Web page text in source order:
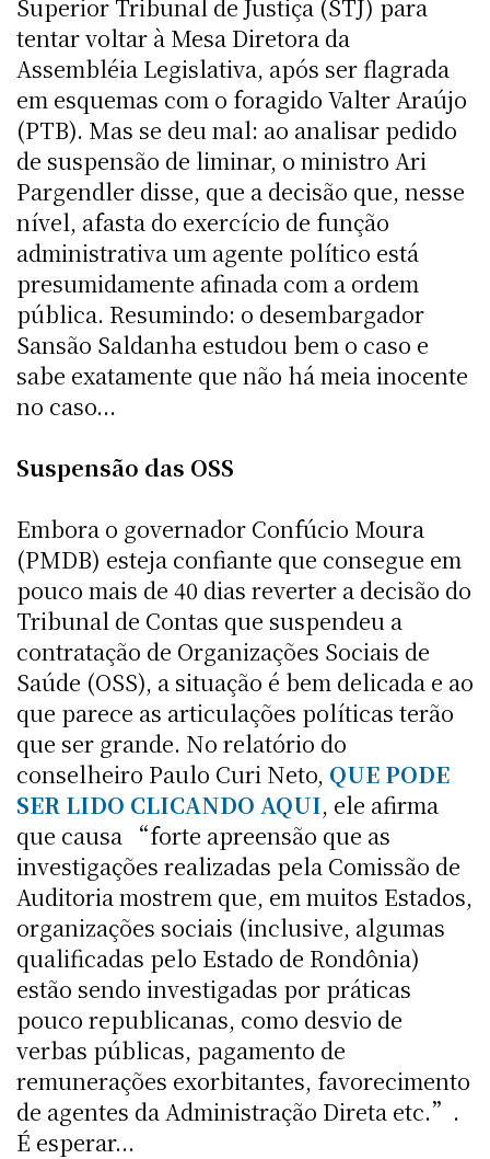
Superior Tribunal de Justiça (STJ) para
tentar voltar à Mesa Diretora da
Assembléia Legislativa, após ser flagrada
em esquemas com o foragido Valter Araújo
(PTB). Mas se deu mal: ao analisar pedido
de suspensão de liminar, o ministro Ari
Pargendler disse, que a decisão que, nesse
nível, afasta do exercício de função
administrativa um agente político está
presumidamente afinada com a ordem
pública. Resumindo: o desembargador
Sansão Saldanha estudou bem o caso e
sabe exatamente que não há meia inocente
no caso...
Suspensão das OSS
Embora o governador Confúcio Moura
(PMDB) esteja confiante que consegue em
pouco mais de 40 dias reverter a decisão do
Tribunal de Contas que suspendeu a
contratação de Organizações Sociais de
Saúde (OSS), a situação é bem delicada e ao
que parece as articulações políticas terão
que ser grande. No relatório do
conselheiro Paulo Curi Neto, QUE PODE
SER LIDO CLICANDO AQUI, ele afirma
que causa “forte apreensão que as
investigações realizadas pela Comissão de
Auditoria mostrem que, em muitos Estados,
organizações sociais (inclusive, algumas
qualificadas pelo Estado de Rondônia)
estão sendo investigadas por práticas
pouco republicanas, como desvio de
verbas públicas, pagamento de
remunerações exorbitantes, favorecimento
de agentes da Administração Direta etc.”.
É esperar...